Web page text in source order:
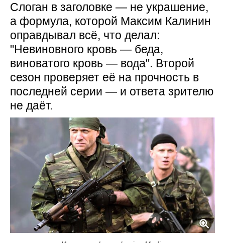
Слоган в заголовке — не украшение,
а формула, которой Максим Калинин
оправдывал всё, что делал:
"Невиновного кровь — беда,
виноватого кровь — вода". Второй
сезон проверяет её на прочность в
последней серии — и ответа зрителю
не даёт.